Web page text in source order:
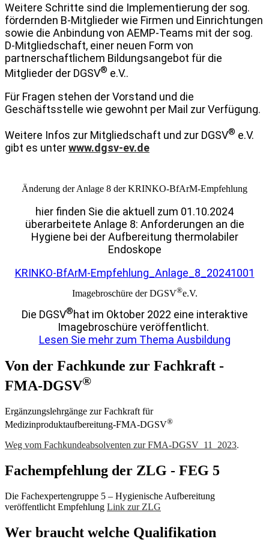
Weitere Schritte sind die Implementierung der sog.
fördernden B-Mitglieder wie Firmen und Einrichtungen
sowie die Anbindung von AEMP-Teams mit der sog.
D-Mitgliedschaft, einer neuen Form von
partnerschaftlichem Bildungsangebot für die
Mitglieder der DGSV® e.V..
Für Fragen stehen der Vorstand und die
Geschäftsstelle wie gewohnt per Mail zur Verfügung.
Weitere Infos zur Mitgliedschaft und zur DGSV® e.V.
gibt es unterwww.dgsv-ev.de
Änderung der Anlage 8 der KRINKO-BfArM-Empfehlung
hier finden Sie die aktuell zum 01.10.2024
überarbeitete Anlage 8: Anforderungen an die
Hygiene bei der Aufbereitung thermolabiler
Endoskope
KRINKO-BfArM-Empfehlung_Anlage_8_20241001
Imagebroschüre der DGSV®e.V.
Die DGSV®hat im Oktober 2022 eine interaktive
Imagebroschüre veröffentlicht.
Lesen Sie mehr zum Thema Ausbildung
Von der Fachkunde zur Fachkraft -
FMA-DGSV®
Ergänzungslehrgänge zur Fachkraft für
Medizinproduktaufbereitung-FMA-DGSV®
Weg vom Fachkundeabsolventen zur FMA-DGSV_11_2023.
Fachempfehlung der ZLG - FEG 5
Die Fachexpertengruppe 5 – Hygienische Aufbereitung
veröffentlicht Empfehlung Link zur ZLG
Wer braucht welche Qualifikation